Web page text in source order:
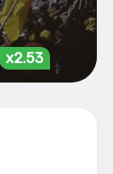
x2.53